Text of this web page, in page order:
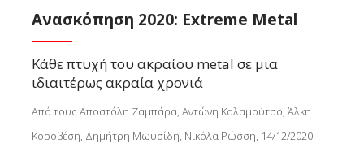
Ανασκόπηση 2020: Extreme Metal
Κάθε πτυχή του ακραίου metal σε μια
ιδιαιτέρως ακραία χρονιά
Από τους Αποστόλη Ζαμπάρα, Αντώνη Καλαμούτσο, Άλκη
Κοροβέση, Δημήτρη Μωυσίδη, Νικόλα Ρώσση, 14/12/2020